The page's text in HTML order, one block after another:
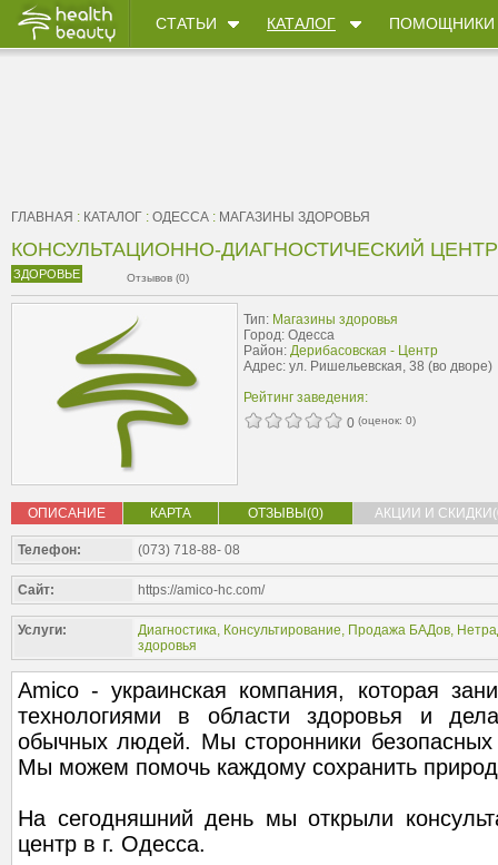
СТАТЬИ КАТАЛОГ ПОМОЩНИКИ
ГЛАВНАЯ : КАТАЛОГ : ОДЕССА : МАГАЗИНЫ ЗДОРОВЬЯ
КОНСУЛЬТАЦИОННО-ДИАГНОСТИЧЕСКИЙ ЦЕНТР
ЗДОРОВЬЕ Отзывов (0)
Тип: Магазины здоровья
Город: Одесса
Район: Дерибасовская - Центр
Адрес: ул. Ришельевская, 38 (во дворе)
Рейтинг заведения:
0 (оценок: 0)
ОПИСАНИЕ КАРТА ОТЗЫВЫ(0) АКЦИИ И
Телефон: (073) 718-88- 08
Сайт: https://amico-hc.com/
Услуги: Диагностика, Консультирование, Продажа БАДов,
здоровья
Amico - украинская компания, которая
технологиями в области здоровья и
обычных людей. Мы сторонники безопасных
Мы можем помочь каждому сохранить
На сегодняшний день мы открыли
центр в г. Одесса.